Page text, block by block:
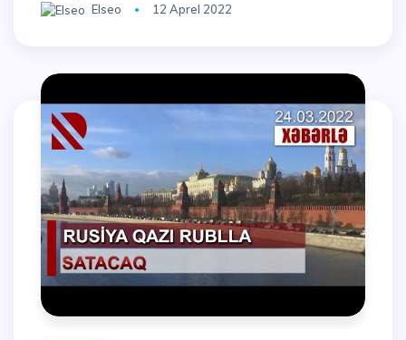
Elseo 12 Aprel 2022